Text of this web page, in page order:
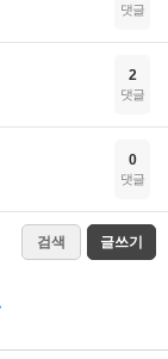
댓글
2
댓글
0
댓글
검색 글쓰기